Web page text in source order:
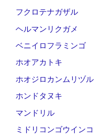
フクロテナガザル
ヘルマンリクガメ
ベニイロフラミンゴ
ホオアカトキ
ホオジロカンムリヅル
ホンドタヌキ
マンドリル
ミドリコンゴウインコ